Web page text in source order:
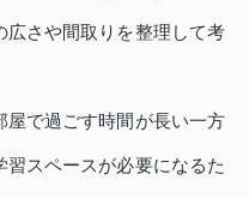
広さや間取りを整理して考
で過ごす時間が長い一方
スペースが必要になるた